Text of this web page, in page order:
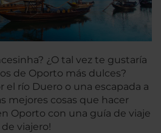
¿O tal vez te gustaría
de Oporto más dulces?
el río Duero o una escapada a
mejores cosas que hacer
Oporto con una guía de viaje
viajero!